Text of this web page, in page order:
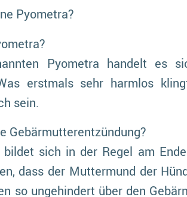
Pyometra?
Pyometra handelt es
erstmals sehr harmlos
sein.
Gebärmutterentzündung?
bildet sich in der Regel am
dass der Muttermund der
so ungehindert über den